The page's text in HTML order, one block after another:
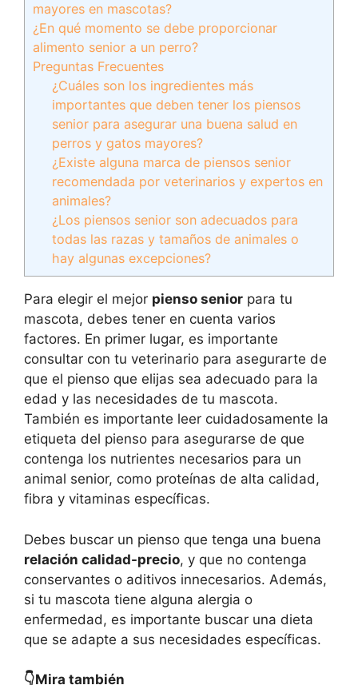
mayores en mascotas?
¿En qué momento se debe proporcionar
alimento senior a un perro?
Preguntas Frecuentes
¿Cuáles son los ingredientes más
importantes que deben tener los piensos
senior para asegurar una buena salud en
perros y gatos mayores?
¿Existe alguna marca de piensos senior
recomendada por veterinarios y expertos en
animales?
¿Los piensos senior son adecuados para
todas las razas y tamaños de animales o
hay algunas excepciones?
Para elegir el mejor pienso senior para tu
mascota, debes tener en cuenta varios
factores. En primer lugar, es importante
consultar con tu veterinario para asegurarte de
que el pienso que elijas sea adecuado para la
edad y las necesidades de tu mascota.
También es importante leer cuidadosamente la
etiqueta del pienso para asegurarse de que
contenga los nutrientes necesarios para un
animal senior, como proteínas de alta calidad,
fibra y vitaminas específicas.
Debes buscar un pienso que tenga una buena
relación calidad-precio, y que no contenga
conservantes o aditivos innecesarios. Además,
si tu mascota tiene alguna alergia o
enfermedad, es importante buscar una dieta
que se adapte a sus necesidades específicas.
👇Mira también